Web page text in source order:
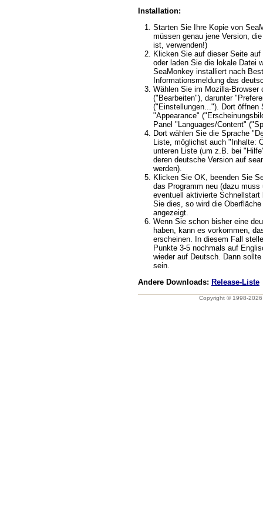
Installation:
Starten Sie Ihre Kopie von
müssen genau jene Version,
ist, verwenden!)
Klicken Sie auf dieser Seite
oder laden Sie die lokale Datei
SeaMonkey installiert nach
Informationsmeldung das
Wählen Sie im Mozilla-Browser
("Bearbeiten"), darunter
("Einstellungen..."). Dort öffnen
"Appearance"
Panel "Languages/Content"
Dort wählen Sie die Sprache
Liste, möglichst auch "Inhalte:
unteren Liste (um z.B. bei
deren deutsche Version auf
werden).
Klicken Sie OK, beenden Sie
das Programm neu (dazu muss
eventuell aktivierte Schnellstart
Sie dies, so wird die
angezeigt.
Wenn Sie schon bisher eine
haben, kann es vorkommen,
erscheinen. In diesem Fall
Punkte 3-5 nochmals auf
wieder auf Deutsch. Dann
sein.
Andere Downloads: Release-Liste
Copyright © 1998-